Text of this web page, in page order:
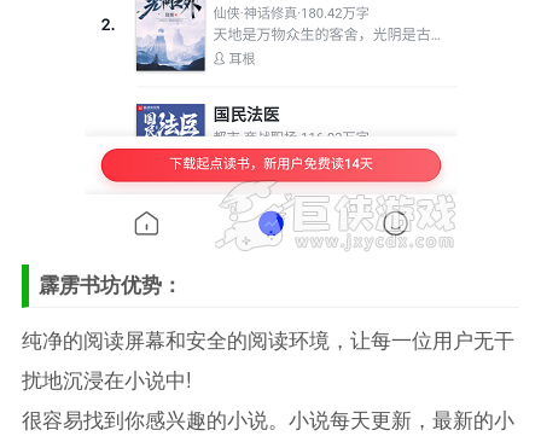
霹雳书坊优势：
纯净的阅读屏幕和安全的阅读环境，让每一位用户无干
扰地沉浸在小说中!
很容易找到你感兴趣的小说。小说每天更新，最新的小